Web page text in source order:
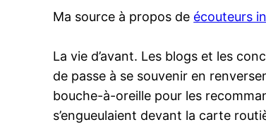
Ma source à propos de écouteurs
La vie d’avant. Les blogs et les
de passe à se souvenir en
bouche-à-oreille pour les
s’engueulaient devant la carte